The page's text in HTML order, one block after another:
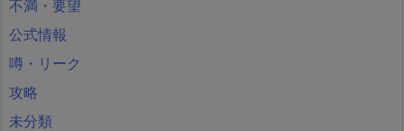
不満・要望
公式情報
噂・リーク
攻略
未分類